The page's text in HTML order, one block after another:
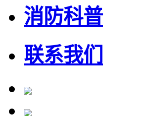
消防科普
联系我们